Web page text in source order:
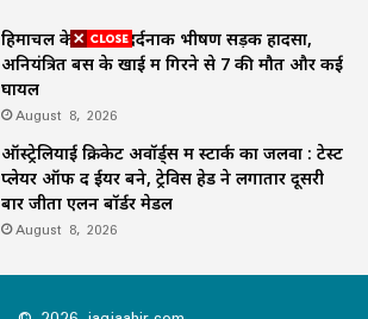
हिमाचल के चंबा में दर्दनाक भीषण सड़क हादसा,
अनियंत्रित बस के खाई में गिरने से 7 की मौत और कई
घायल
August 8, 2026
ऑस्ट्रेलियाई क्रिकेट अवॉर्ड्स में स्टार्क का जलवा : टेस्ट
प्लेयर ऑफ द ईयर बने, ट्रेविस हेड ने लगातार दूसरी
बार जीता एलन बॉर्डर मेडल
August 8, 2026